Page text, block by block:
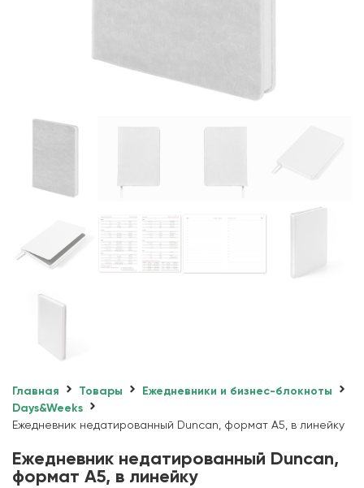
Главная Товары
Ежедневники и бизнес-блокноты
Days&Weeks
Ежедневник недатированный Duncan, формат А5, в линейку
Ежедневник недатированный Duncan,
формат А5, в линейку